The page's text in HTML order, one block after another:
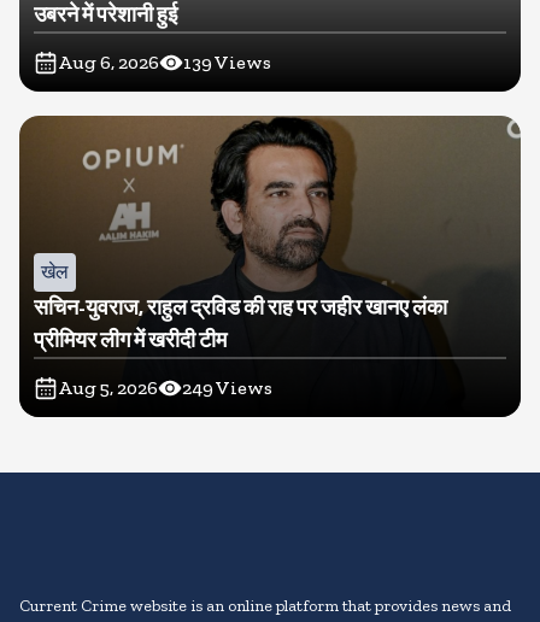
उबरने में परेशानी हुई
Aug 6, 2026 139Views
खेल
सचिन-युवराज, राहुल द्रविड की राह पर जहीर खानए लंका
प्रीमियर लीग में खरीदी टीम
Aug 5, 2026 249Views
Current Crime website is an online platform that provides news and